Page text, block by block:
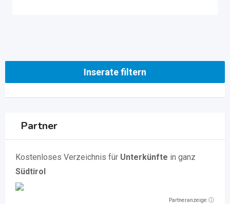
Inserate filtern
Partner
Kostenloses Verzeichnis für Unterkünfte in ganz
Südtirol
Partneranzeige ⓘ